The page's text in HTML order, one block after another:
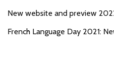
New website and preview
French Language Day 2021: